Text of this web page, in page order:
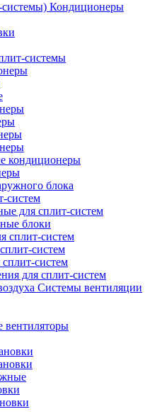
Кондиционеры
системы
кондиционеры
блока
систем
для сплит-систем
блоки
сплит-систем
систем
систем
для сплит-систем
Системы вентиляции